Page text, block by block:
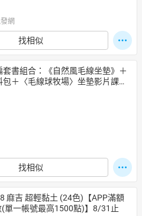
網
找相似
套書組合：《自然風毛線坐墊》＋
＋〈毛線球牧場〉坐墊影片課程
生活社
找相似
麻吉 超輕黏土 (24色)【APP滿額
(單一帳號最高1500點)】8/31止